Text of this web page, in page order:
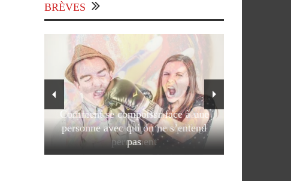
BRÈVES
Comment se comporter face à une
personne avec qui on ne s’entend
pas